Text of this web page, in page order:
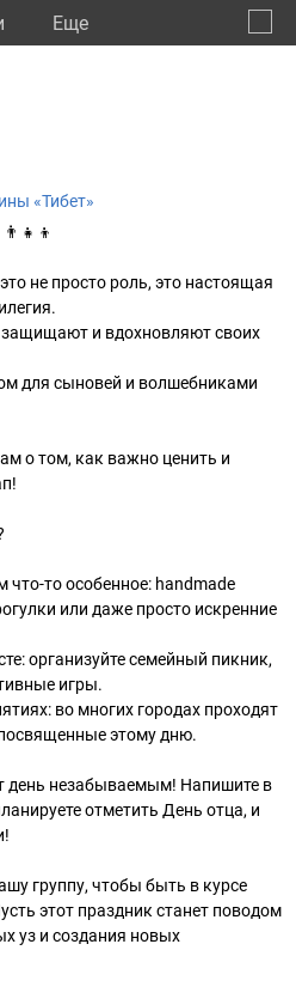
Eще
«Тибет»
не просто роль, это настоящая
защищают и вдохновляют своих
для сыновей и волшебниками
о том, как важно ценить и
что-то особенное: handmade
или даже просто искренние
организуйте семейный пикник,
игры.
во многих городах проходят
этому дню.
день незабываемым! Напишите в
отметить День отца, и
группу, чтобы быть в курсе
этот праздник станет поводом
уз и создания новых